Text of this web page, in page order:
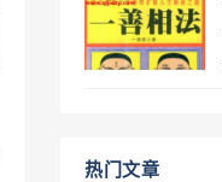
热门文章